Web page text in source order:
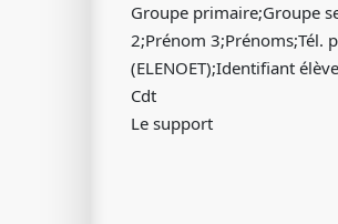
Groupe primaire;Groupe
2;Prénom 3;Prénoms;Tél.
(ELENOET);Identifiant
Cdt
Le support